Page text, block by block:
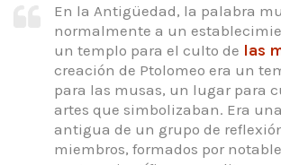
En la Antigüedad, la palabra
normalmente a un
un templo para el culto de las
creación de Ptolomeo era un
para las musas, un lugar para
artes que simbolizaban. Era
antigua de un grupo de
miembros, formados por